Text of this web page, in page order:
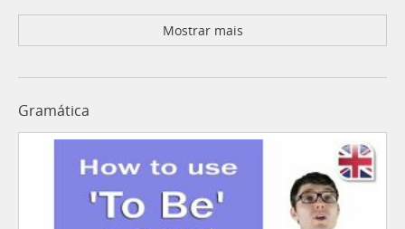
Mostrar mais
Gramática